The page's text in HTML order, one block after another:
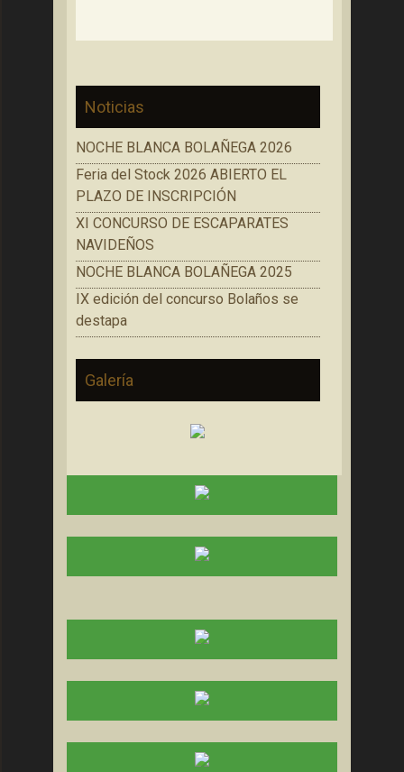
Noticias
NOCHE BLANCA BOLAÑEGA 2026
Feria del Stock 2026 ABIERTO EL
PLAZO DE INSCRIPCIÓN
XI CONCURSO DE ESCAPARATES
NAVIDEÑOS
NOCHE BLANCA BOLAÑEGA 2025
IX edición del concurso Bolaños se
destapa
Galería